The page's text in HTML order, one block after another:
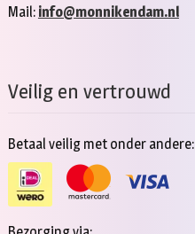
Mail: info@monnikendam.nl
Veilig en vertrouwd
Betaal veilig met onder andere: